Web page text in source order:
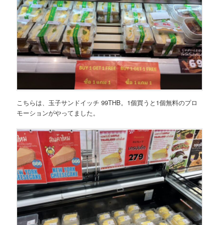
こちらは、玉子サンドイッチ 99THB。1個買うと1個無料のプロ
モーションがやってました。